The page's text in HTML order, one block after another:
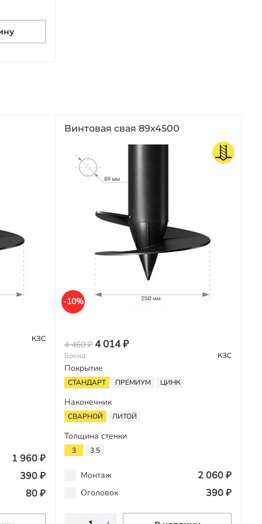
КЗС
1 960 ₽
390 ₽
80 ₽
Винтовая свая 89х4500
-10%
4 460 ₽ 4 014 ₽
Бренд КЗС
Покрытие
СТАНДАРТ ПРЕМИУМ ЦИНК
Наконечник
СВАРНОЙ ЛИТОЙ
Толщина стенки
3 3.5
Монтаж 2 060 ₽
Оголовок 390 ₽